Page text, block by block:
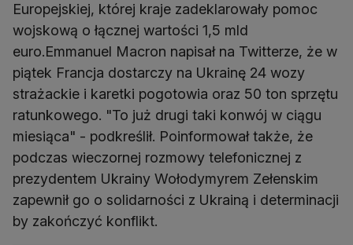
Europejskiej, której kraje zadeklarowały pomoc
wojskową o łącznej wartości 1,5 mld
euro.Emmanuel Macron napisał na Twitterze, że w
piątek Francja dostarczy na Ukrainę 24 wozy
strażackie i karetki pogotowia oraz 50 ton sprzętu
ratunkowego. "To już drugi taki konwój w ciągu
miesiąca" - podkreślił. Poinformował także, że
podczas wieczornej rozmowy telefonicznej z
prezydentem Ukrainy Wołodymyrem Zełenskim
zapewnił go o solidarności z Ukrainą i determinacji
by zakończyć konflikt.